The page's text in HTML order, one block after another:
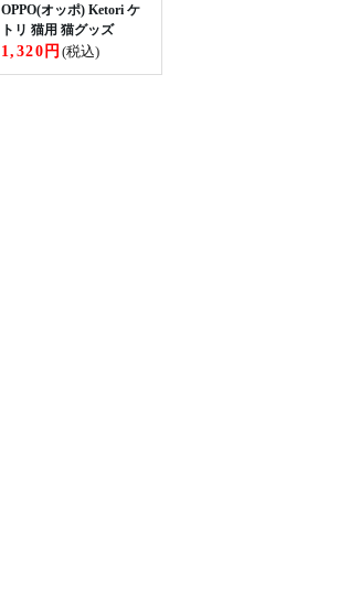
OPPO(オッポ) Ketori ケ
トリ 猫用 猫グッズ
1,320円 (税込)